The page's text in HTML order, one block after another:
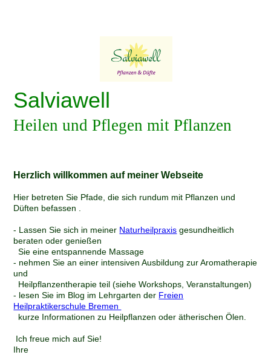
Salviawell
Heilen und Pflegen mit Pflanzen
Herzlich willkommen auf meiner Webseite
Hier betreten Sie Pfade, die sich rundum mit Pflanzen und
Düften befassen .
- Lassen Sie sich in meiner Naturheilpraxis gesundheitlich
beraten oder genießen
Sie eine entspannende Massage
- nehmen Sie an einer intensiven Ausbildung zur Aromatherapie
und
Heilpflanzentherapie teil (siehe Workshops, Veranstaltungen)
- lesen Sie im Blog im Lehrgarten der Freien
Heilpraktikerschule Bremen
kurze Informationen zu Heilpflanzen oder ätherischen Ölen.
Ich freue mich auf Sie!
Ihre